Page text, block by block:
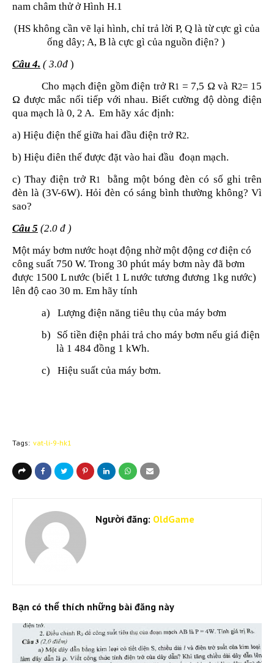
nam châm thử ở Hình H.1
(HS không cần vẽ lại hình, chỉ trả lời P, Q là từ cực gì của
ống dây; A, B là cực gì của nguồn điện? )
Câu 4. ( 3.0đ )
Cho mạch điện gồm điện trở R1 = 7,5 Ω và R2= 15
Ω được mắc nối tiếp với nhau. Biết cường độ dòng điện
qua mạch là 0, 2 A. Em hãy xác định:
a) Hiệu điện thế giữa hai đầu điện trở R2.
b) Hiệu điên thế được đặt vào hai đầu đoạn mạch.
c) Thay điện trở R1
bằng một bóng đèn có số ghi trên
đèn là (3V-6W). Hỏi đèn có sáng bình thường không? Vì
sao?
Câu 5 (2.0 đ )
Một máy bơm nước hoạt động nhờ một động cơ điện có
công suất 750 W. Trong 30 phút máy bơm này đã bơm
được 1500 L nước (biết 1 L nước tương đương 1kg nước)
lên độ cao 30 m. Em hãy tính
a)
Lượng điện năng tiêu thụ của máy bơm
b)
Số tiền điện phải trả cho máy bơm nếu giá điện
là 1 484 đồng 1 kWh.
c)
Hiệu suất của máy bơm.
Tags: vat-li-9-hk1
Người đăng: OldGame
Bạn có thể thích những bài đăng này